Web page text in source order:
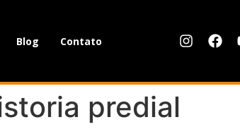
Blog Contato
predial